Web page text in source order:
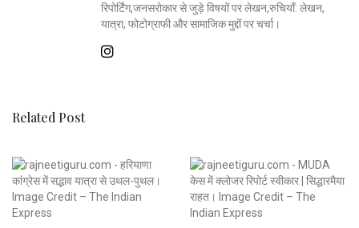
रिपोर्टिंग,जनसरोकार से जुड़े विषयों पर लेखन,रुचियाँ: लेखन,
यात्रा, फोटोग्राफी और सामाजिक मुद्दों पर चर्चा।
Related Post